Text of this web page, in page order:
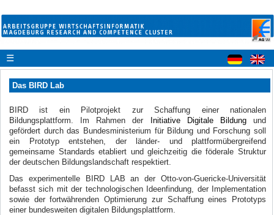
☰
Das BIRD Lab
BIRD ist ein Pilotprojekt zur Schaffung einer nationalen
Bildungsplattform . Im Rahmen der Initiative Digitale Bildungund
gefördert durch das Bundesministerium für Bildung und Forschungsoll
ein Prototyp entstehen, der länder- und plattformübergreifend
gemeinsame Standards etabliert und gleichzeitig die föderale Struktur
der deutschen Bildungslandschaft respektiert.
Das experimentelle BIRD LAB an der Otto-von-Guericke-Universität
befasst sich mit der technologischen Ideenfindung, der Implementation
sowie der fortwährenden Optimierung zur Schaffung eines Prototyps
einer bundesweiten digitalen Bildungsplattform.